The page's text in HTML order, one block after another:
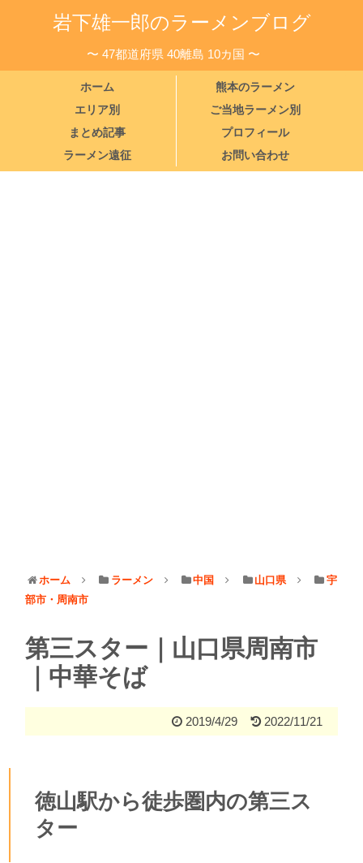
岩下雄一郎のラーメンブログ
〜 47都道府県 40離島 10カ国 〜
ホーム
熊本のラーメン
エリア別
ご当地ラーメン別
まとめ記事
プロフィール
ラーメン遠征
お問い合わせ
ホーム ラーメン 中国 山口県
宇
部市・周南市
第三スター｜山口県周南市
｜中華そば
2019/4/29 2022/11/21
徳山駅から徒歩圏内の第三ス
ター